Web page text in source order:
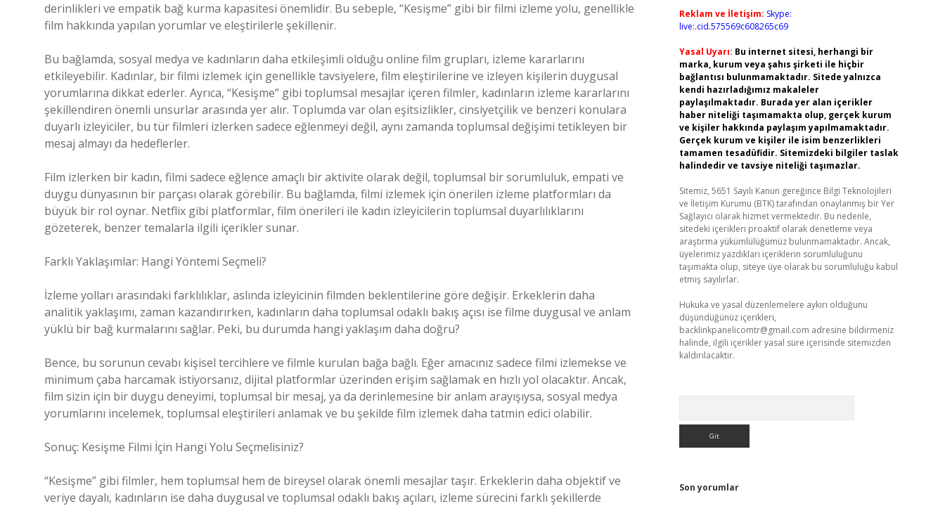
derinlikleri ve empatik bağ kurma kapasitesi önemlidir. Bu sebeple, “Kesişme” gibi bir filmi izleme yolu, genellikle
film hakkında yapılan yorumlar ve eleştirilerle şekillenir.
Bu bağlamda, sosyal medya ve kadınların daha etkileşimli olduğu online film grupları, izleme kararlarını
etkileyebilir. Kadınlar, bir filmi izlemek için genellikle tavsiyelere, film eleştirilerine ve izleyen kişilerin duygusal
yorumlarına dikkat ederler. Ayrıca, “Kesişme” gibi toplumsal mesajlar içeren filmler, kadınların izleme kararlarını
şekillendiren önemli unsurlar arasında yer alır. Toplumda var olan eşitsizlikler, cinsiyetçilik ve benzeri konulara
duyarlı izleyiciler, bu tür filmleri izlerken sadece eğlenmeyi değil, aynı zamanda toplumsal değişimi tetikleyen bir
mesaj almayı da hedeflerler.
Film izlerken bir kadın, filmi sadece eğlence amaçlı bir aktivite olarak değil, toplumsal bir sorumluluk, empati ve
duygu dünyasının bir parçası olarak görebilir. Bu bağlamda, filmi izlemek için önerilen izleme platformları da
büyük bir rol oynar. Netflix gibi platformlar, film önerileri ile kadın izleyicilerin toplumsal duyarlılıklarını
gözeterek, benzer temalarla ilgili içerikler sunar.
Farklı Yaklaşımlar: Hangi Yöntemi Seçmeli?
İzleme yolları arasındaki farklılıklar, aslında izleyicinin filmden beklentilerine göre değişir. Erkeklerin daha
analitik yaklaşımı, zaman kazandırırken, kadınların daha toplumsal odaklı bakış açısı ise filme duygusal ve anlam
yüklü bir bağ kurmalarını sağlar. Peki, bu durumda hangi yaklaşım daha doğru?
Bence, bu sorunun cevabı kişisel tercihlere ve filmle kurulan bağa bağlı. Eğer amacınız sadece filmi izlemekse ve
minimum çaba harcamak istiyorsanız, dijital platformlar üzerinden erişim sağlamak en hızlı yol olacaktır. Ancak,
film sizin için bir duygu deneyimi, toplumsal bir mesaj, ya da derinlemesine bir anlam arayışıysa, sosyal medya
yorumlarını incelemek, toplumsal eleştirileri anlamak ve bu şekilde film izlemek daha tatmin edici olabilir.
Sonuç: Kesişme Filmi İçin Hangi Yolu Seçmelisiniz?
“Kesişme” gibi filmler, hem toplumsal hem de bireysel olarak önemli mesajlar taşır. Erkeklerin daha objektif ve
veriye dayalı, kadınların ise daha duygusal ve toplumsal odaklı bakış açıları, izleme sürecini farklı şekillerde
Reklam ve İletişim: Skype:
live:.cid.575569c608265c69
Yasal Uyarı: Bu internet sitesi, herhangi bir
marka, kurum veya şahıs şirketi ile hiçbir
bağlantısı bulunmamaktadır. Sitede yalnızca
kendi hazırladığımız makaleler
paylaşılmaktadır. Burada yer alan içerikler
haber niteliği taşımamakta olup, gerçek kurum
ve kişiler hakkında paylaşım yapılmamaktadır.
Gerçek kurum ve kişiler ile isim benzerlikleri
tamamen tesadüfidir. Sitemizdeki bilgiler taslak
halindedir ve tavsiye niteliği taşımazlar.
Sitemiz, 5651 Sayılı Kanun gereğince Bilgi Teknolojileri
ve İletişim Kurumu (BTK) tarafından onaylanmış bir Yer
Sağlayıcı olarak hizmet vermektedir. Bu nedenle,
sitedeki içerikleri proaktif olarak denetleme veya
araştırma yükümlülüğümüz bulunmamaktadır. Ancak,
üyelerimiz yazdıkları içeriklerin sorumluluğunu
taşımakta olup, siteye üye olarak bu sorumluluğu kabul
etmiş sayılırlar.
Hukuka ve yasal düzenlemelere aykırı olduğunu
düşündüğünüz içerikleri,
backlinkpanelicomtr@gmail.com adresine bildirmeniz
halinde, ilgili içerikler yasal süre içerisinde sitemizden
kaldırılacaktır.
Son yorumlar